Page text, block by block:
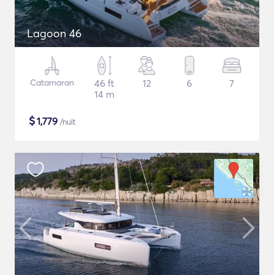
Lagoon 46
Catamaran
46 ft
14 m
12 6 7
$1,779 /nuit